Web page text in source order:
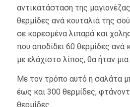
αντικατάσταση της
θερμίδες ανά κουταλιά της
σε κορεσμένα λιπαρά και
που αποδίδει 60 θερμίδες ανά
με ελάχιστο λίπος, θα ήταν
Με τον τρόπο αυτό η σαλάτα
έως και 300 θερμίδες,
θερμίδες.